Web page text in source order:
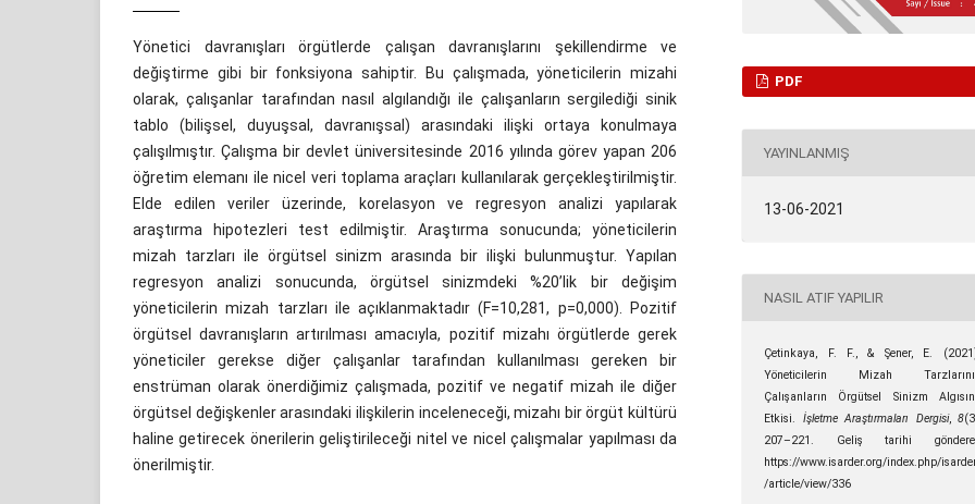
Yönetici davranışları örgütlerde çalışan davranışlarını şekillendirme ve
değiştirme gibi bir fonksiyona sahiptir. Bu çalışmada, yöneticilerin mizahi
olarak, çalışanlar tarafından nasıl algılandığı ile çalışanların sergilediği sinik
tablo (bilişsel, duyuşsal, davranışsal) arasındaki ilişki ortaya konulmaya
çalışılmıştır. Çalışma bir devlet üniversitesinde 2016 yılında görev yapan 206
öğretim elemanı ile nicel veri toplama araçları kullanılarak gerçekleştirilmiştir.
Elde edilen veriler üzerinde, korelasyon ve regresyon analizi yapılarak
araştırma hipotezleri test edilmiştir. Araştırma sonucunda; yöneticilerin
mizah tarzları ile örgütsel sinizm arasında bir ilişki bulunmuştur. Yapılan
regresyon analizi sonucunda, örgütsel sinizmdeki %20’lik bir değişim
yöneticilerin mizah tarzları ile açıklanmaktadır (F=10,281, p=0,000). Pozitif
örgütsel davranışların artırılması amacıyla, pozitif mizahı örgütlerde gerek
yöneticiler gerekse diğer çalışanlar tarafından kullanılması gereken bir
enstrüman olarak önerdiğimiz çalışmada, pozitif ve negatif mizah ile diğer
örgütsel değişkenler arasındaki ilişkilerin inceleneceği, mizahı bir örgüt kültürü
haline getirecek önerilerin geliştirileceği nitel ve nicel çalışmalar yapılması da
önerilmiştir.
PDF
YAYINLANMIŞ
13-06-2021
NASIL ATIF YAPILIR
Çetinkaya, F. F., & Şener, E.
Yöneticilerin Mizah
Çalışanların Örgütsel Sinizm
Etkisi. İşletme Araştırmaları Dergisi, 8
207–221. Geliş tarihi
https://www.isarder.org/index.php/
/article/view/336